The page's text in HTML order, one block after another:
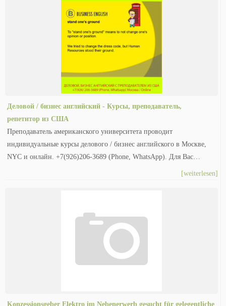
Деловой / бизнес английский - Курсы, преподаватель,
репетитор из США
Преподаватель американского университета проводит
индивидуальные курсы делового / бизнес английского в Москве,
NYC и онлайн. +7(926)206-3689 (Phone, WhatsApp). Для Вас…
[weiterlesen]
Konzessionsgeber Elektro im Nebenerwerb gesucht für gelegentliche